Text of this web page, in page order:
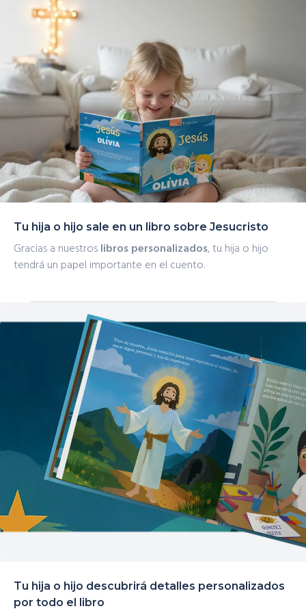
Tu hija o hijo sale en un libro sobre Jesucristo
Gracias a nuestroslibros personalizados, tu hija o hijo
tendrá un papel importante en el cuento.
Tu hija o hijo descubrirá detalles personalizados
por todo el libro